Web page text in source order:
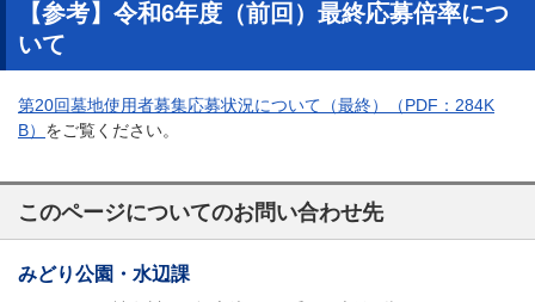
【参考】令和6年度（前回）最終応募倍率につ
いて
第20回墓地使用者募集応募状況について（最終）（PDF：284K
B） をご覧ください。
このページについてのお問い合わせ先
みどり公園・水辺課